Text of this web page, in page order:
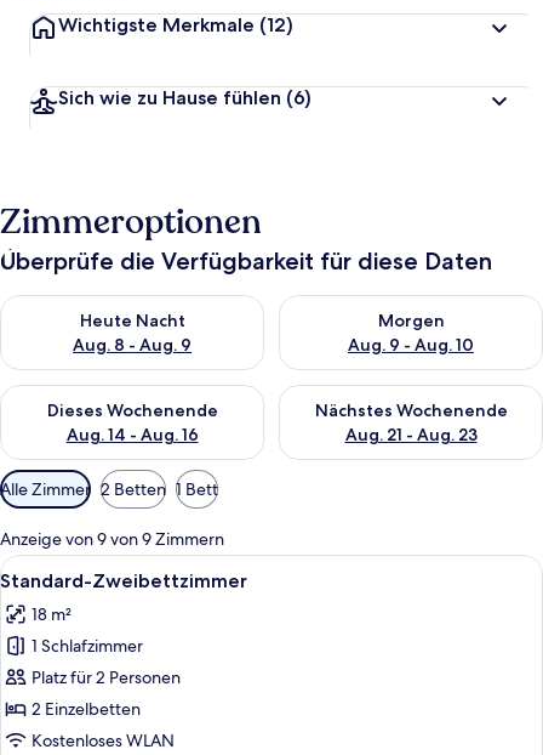
Wichtigste Merkmale (12)
Sich wie zu Hause fühlen (6)
Zimmeroptionen
Überprüfe die Verfügbarkeit für diese Daten
Heute Nacht
Aug. 8 - Aug. 9
Überprüfe die Verfügbarkeit für heute Nacht, Aug. 8 - Aug. 9.
Morgen
Aug. 9 - Aug. 10
Überprüfe die Verfügbarkeit
Dieses Wochenende
Aug. 14 - Aug. 16
Überprüfe die Verfügbarkeit für dieses Wochenende, Aug. 14
Nächstes Wochenende
Aug. 21 - Aug. 23
Überprüfe die Verfügbarkeit
Verfügbare
Filter
für
Zimmer
Alle Zimmer 2 Betten 1 Bett
Anzeige von 9 von 9 Zimmern
Alle
Fotos
für
Standard-
Zweibettzimmer
anzeigen
Ein Hotelzimmer mit zwei Betten,
8
Standard-Zweibettzimmer
18 m²
1 Schlafzimmer
Platz für 2 Personen
2 Einzelbetten
Kostenloses WLAN